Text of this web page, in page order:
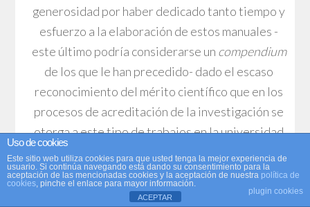
generosidad por haber dedicado tanto tiempo y
esfuerzo a la elaboración de estos manuales -
este último podría considerarse un compendium
de los que le han precedido- dado el escaso
reconocimiento del mérito científico que en los
procesos de acreditación de la investigación se
otorga a este tipo de trabajos en la universidad
española. Esto sólo puede ser fruto de un
espíritu generoso, honesto y absolutamente
vocacional hacia los alumnos que quieren
Uso de cookies
Este sitio web utiliza cookies para que usted tenga la mejor experiencia de
usuario. Si continúa navegando está dando su consentimiento para la
aceptación de las mencionadas cookies y la aceptación de nuestra política de
cookies, pinche el enlace para mayor información.
plugin cookies
ACEPTAR